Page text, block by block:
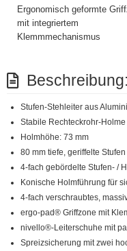
Ergonomisch geformte
mit integriertem
Klemmmechanismus
Beschreibung:
Stufen-Stehleiter aus
Stabile Rechteckrohr-Holme
Holmhöhe: 73 mm
80 mm tiefe, geriffelte Stufen
4-fach gebördelte Stufen- /
Konische Holmführung für
4-fach verschraubtes,
ergo-pad® Griffzone mit
nivello®-Leiterschuhe mit
Spreizsicherung mit zwei